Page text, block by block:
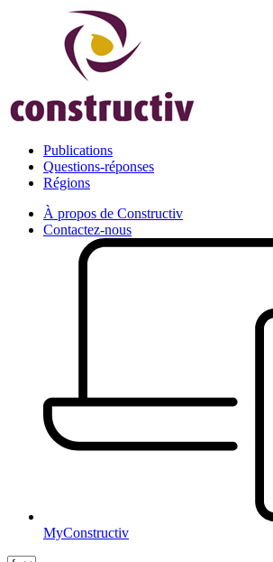
Publications
Questions-réponses
Régions
À propos de Constructiv
Contactez-nous
MyConstructiv